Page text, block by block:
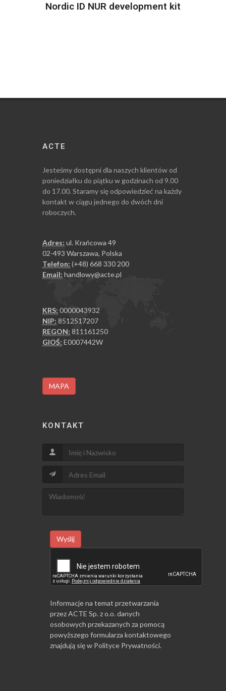
Nordic ID NUR development kit
ACTE
Jesteśmy dostępni dla naszych klientów od
poniedziałku do piątku w godzinach od 9.00
do 17.00. Staramy się odpowiedzieć na każdy
kontakt w ciągu jednego do dwóch dni
roboczych.
Adres: ul. Krańcowa 49
02-493 Warszawa, Polska
Telefon: (+48) 668 330 200
Email: handlowy@acte.pl
KRS: 0000043932
NIP: 8512517207
REGON: 811161250
GIOŚ: E0007442W
MAPA
KONTAKT
Wyślij
Informacje na temat przetwarzania
przez ACTE Sp. z o.o. danych
osobowych przekazanych za pomocą
powyższego formularza kontaktowego
znajdują się w Polityce Prywatności.